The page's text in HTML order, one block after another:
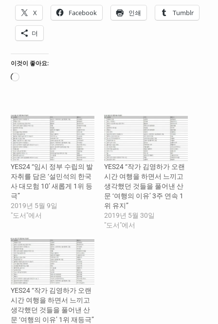
X Facebook 인쇄 Tumblr
더
이것이 좋아요:
로
YES24 “임시 정부 수립의 발
자취를 담은 ‘설민석의 한국
사 대모험 10’ 새롭게 1위 등
극”
2019년 5월 9일
"도서"에서
YES24 “작가 김영하가 오랜
시간 여행을 하면서 느끼고
생각했던 것들을 풀어낸 산
문 ‘여행의 이유’ 3주 연속 1
위 유지”
2019년 5월 30일
"도서"에서
YES24 “작가 김영하가 오랜
시간 여행을 하면서 느끼고
생각했던 것들을 풀어낸 산
문 ‘여행의 이유’ 1위 재등극”